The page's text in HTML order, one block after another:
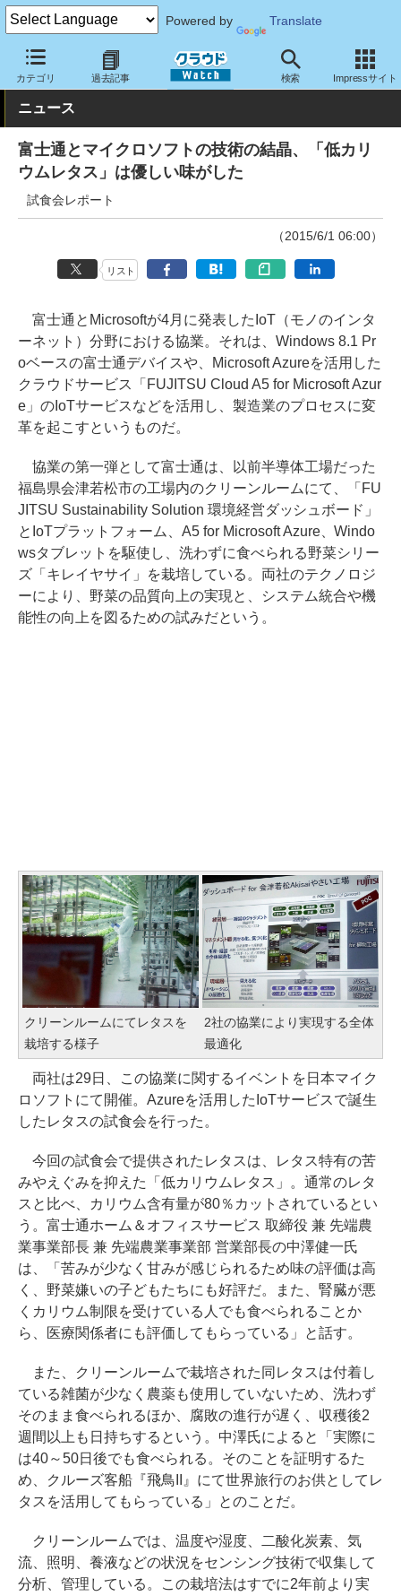
Powered by Translate
カテゴリ 過去記事 検索 Impressサイト
クラウド Watch トピック 事業戦略
ニュース
富士通とマイクロソフトの技術の結晶、「低カリ
ウムレタス」は優しい味がした
試食会レポート
（2015/6/1 06:00）
リスト
富士通とMicrosoftが4月に発表したIoT（モノのインタ
ーネット）分野における協業。それは、Windows 8.1 Pr
oベースの富士通デバイスや、Microsoft Azureを活用した
クラウドサービス「FUJITSU Cloud A5 for Microsoft Azur
e」のIoTサービスなどを活用し、製造業のプロセスに変
革を起こすというものだ。
協業の第一弾として富士通は、以前半導体工場だった
福島県会津若松市の工場内のクリーンルームにて、「FU
JITSU Sustainability Solution 環境経営ダッシュボード」
とIoTプラットフォーム、A5 for Microsoft Azure、Windo
wsタブレットを駆使し、洗わずに食べられる野菜シリー
ズ「キレイヤサイ」を栽培している。両社のテクノロジ
ーにより、野菜の品質向上の実現と、システム統合や機
能性の向上を図るための試みだという。
クリーンルームにてレタスを
栽培する様子
2社の協業により実現する全体
最適化
両社は29日、この協業に関するイベントを日本マイク
ロソフトにて開催。Azureを活用したIoTサービスで誕生
したレタスの試食会を行った。
今回の試食会で提供されたレタスは、レタス特有の苦
みやえぐみを抑えた「低カリウムレタス」。通常のレタ
スと比べ、カリウム含有量が80％カットされているとい
う。富士通ホーム＆オフィスサービス 取締役 兼 先端農
業事業部長 兼 先端農業事業部 営業部長の中澤健一氏
は、「苦みが少なく甘みが感じられるため味の評価は高
く、野菜嫌いの子どもたちにも好評だ。また、腎臓が悪
くカリウム制限を受けている人でも食べられることか
ら、医療関係者にも評価してもらっている」と話す。
また、クリーンルームで栽培された同レタスは付着し
ている雑菌が少なく農薬も使用していないため、洗わず
そのまま食べられるほか、腐敗の進行が遅く、収穫後2
週間以上も日持ちするという。中澤氏によると「実際に
は40～50日後でも食べられる。そのことを証明するた
め、クルーズ客船『飛鳥II』にて世界旅行のお供としてレ
タスを活用してもらっている」とのことだ。
クリーンルームでは、温度や湿度、二酸化炭素、気
流、照明、養液などの状況をセンシング技術で収集して
分析、管理している。この栽培法はすでに2年前より実